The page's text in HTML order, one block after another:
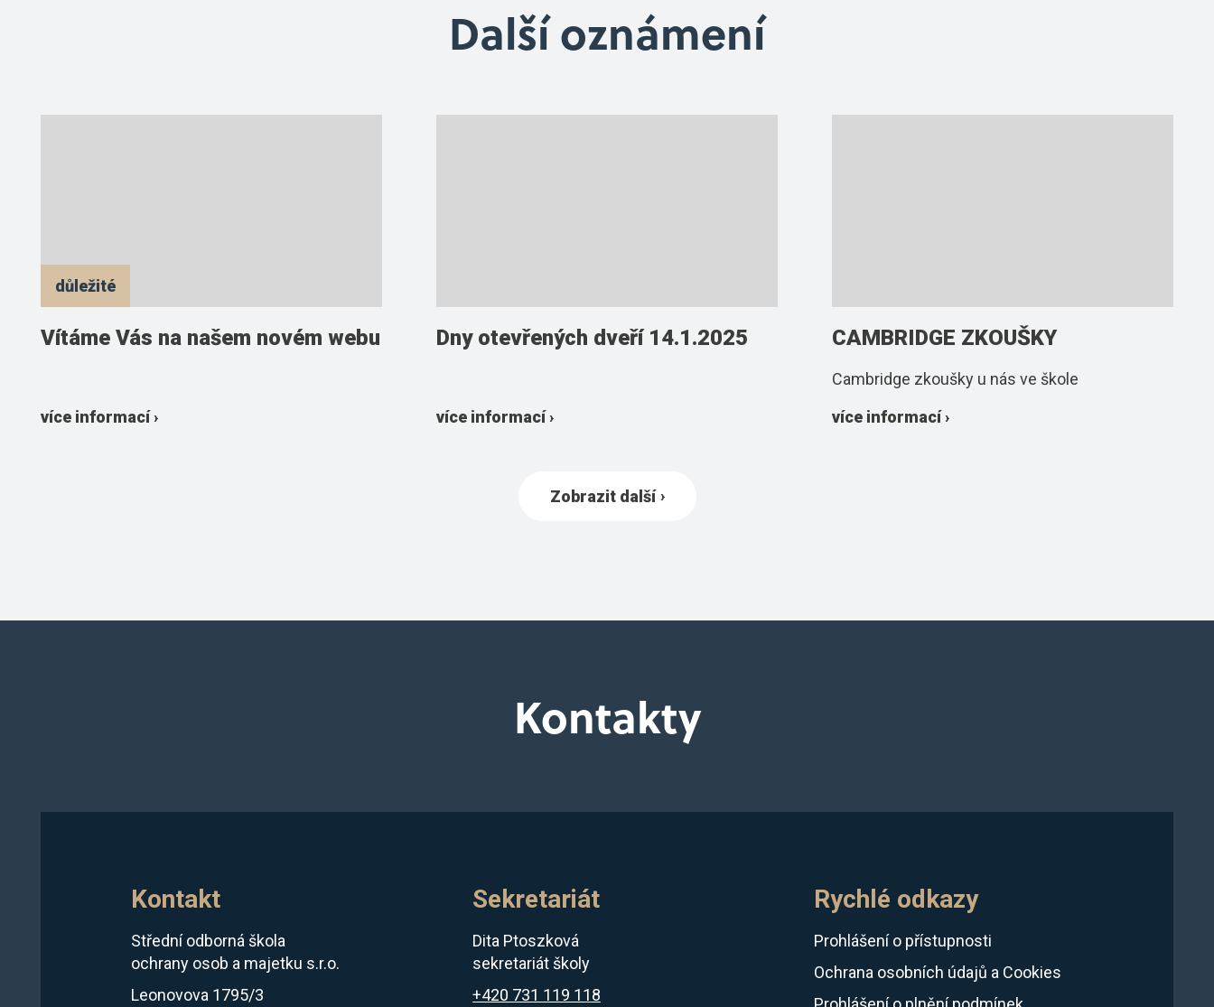
Další oznámení
důležité
Vítáme Vás na našem novém webu
více informací ›
Dny otevřených dveří 14.1.2025
více informací ›
CAMBRIDGE ZKOUŠKY
Cambridge zkoušky u nás ve škole
více informací ›
Zobrazit další
Kontakty
Kontakt
Střední odborná škola
ochrany osob a majetku s.r.o.
Leonovova 1795/3
Sekretariát
Dita Ptoszková
sekretariát školy
+420 731 119 118
Rychlé odkazy
Prohlášení o přístupnosti
Ochrana osobních údajů a Cookies